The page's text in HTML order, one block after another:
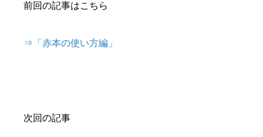
前回の記事はこちら
⇒「赤本の使い方編」
次回の記事